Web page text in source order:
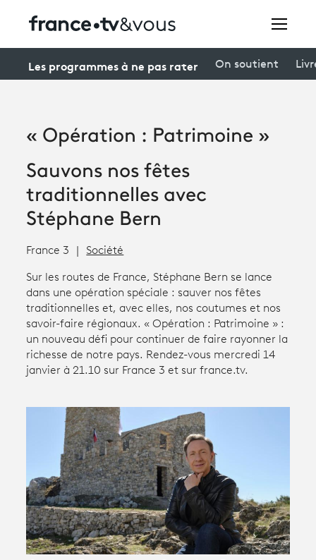
Avantages fidélité
Creators
À la une
Participer et assister à une émission
tv
Les programmes à ne pas rater On soutient
« Opération : Patrimoine »
Sauvons nos fêtes
traditionnelles avec
Stéphane Bern
France 3 Société
Sur les routes de France, Stéphane Bern se lance
dans une opération spéciale : sauver nos fêtes
traditionnelles et, avec elles, nos coutumes et nos
savoir-faire régionaux. « Opération : Patrimoine » :
un nouveau défi pour continuer de faire rayonner la
richesse de notre pays. Rendez-vous mercredi 14
janvier à 21.10 sur France 3 et sur france.tv.